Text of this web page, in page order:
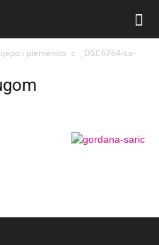
i plemenito
_DSC6764-sa-